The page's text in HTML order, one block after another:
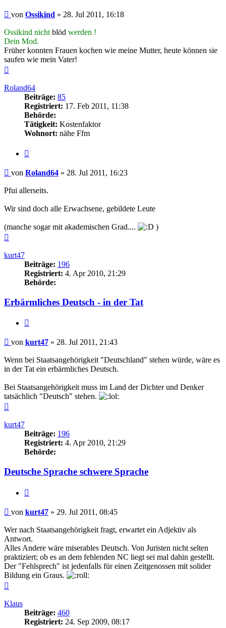
Beitrag
von Ossikind » 28. Jul 2011, 16:18
Ossikind nicht blöd werden !
Dein Mod.
Früher konnten Frauen kochen wie meine Mutter, heute können sie
saufen wie mein Vater!
Roland64
Beiträge: 85
Registriert: 17. Feb 2011, 11:38
Behörde:
Tätigkeit: Kostenfaktor
Wohnort: nähe Ffm
Beitrag
von Roland64 » 28. Jul 2011, 16:23
Pfui allerseits.
Wir sind doch alle Erwachsene, gebildete Leute
(manche sogar mit akademischen Grad....
)
kurt47
Beiträge: 196
Registriert: 4. Apr 2010, 21:29
Behörde:
Erbärmliches Deutsch - in der Tat
Beitrag
von kurt47 » 28. Jul 2011, 21:43
Wenn bei Staatsangehörigkeit "Deutschland" stehen würde, wäre es
in der Tat ein erbärmliches Deutsch.
Bei Staatsangehörigkeit muss im Land der Dichter und Denker
tatsächlich "Deutsch" stehen.
kurt47
Beiträge: 196
Registriert: 4. Apr 2010, 21:29
Behörde:
Deutsche Sprache schwere Sprache
Beitrag
von kurt47 » 29. Jul 2011, 08:45
Wer nach Staatsangehörigkeit fragt, erwartet ein Adjektiv als
Antwort.
Alles Andere wäre miserables Deutsch. Von Juristen nicht selten
praktiziert; ob es an dem fehlenden NC liegt sei mal dahin gestellt.
Der "Fehlsprech" ist jedenfalls für einen Zeitgenossen mit solider
Bildung ein Graus.
Klaus
Beiträge: 460
Registriert: 24. Sep 2009, 08:17